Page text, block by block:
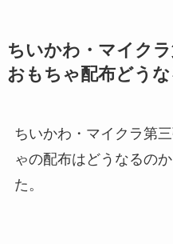
ちいかわ・マイクラ
おもちゃ配布どう
ちいかわ・マイクラ第
ゃの配布はどうなるの
た。